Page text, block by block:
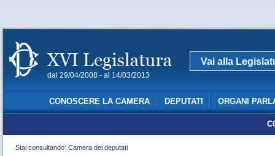
dal 29/04/2008 - al 14/03/2013
Vai alla
CONOSCERE LA CAMERA DEPUTATI ORGANI
Stai consultando: Camera dei deputati